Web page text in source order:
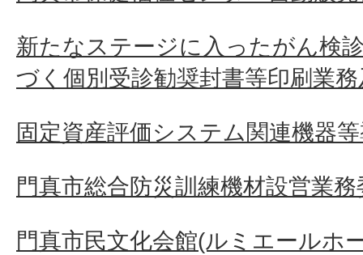
新たなステージに入ったがん検
づく個別受診勧奨封書等印刷業
固定資産評価システム関連機器
門真市総合防災訓練機材設営業務
門真市民文化会館(ルミエールホ